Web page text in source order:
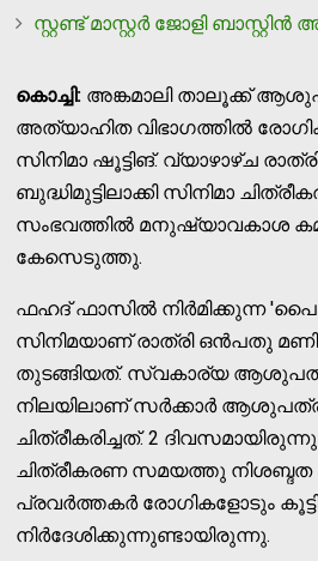
സ്റ്റണ്ട് മാസ്റ്റര്‍ ജോളി ബാസ്റ്റിന്‍
കൊച്ചി: അങ്കമാലി താലൂക്ക്
അത്യാഹിത വിഭാഗത്തില്‍
സിനിമാ ഷൂട്ടിങ്. വ്യാഴാഴ്ച
ബുദ്ധിമുട്ടിലാക്കി സിനിമാ
സംഭവത്തില്‍ മനുഷ്യാവകാശ
കേസെടുത്തു.
ഫഹദ് ഫാസില്‍ നിര്‍മിക്കുന്ന
സിനിമയാണ് രാത്രി ഒന്‍പതു
തുടങ്ങിയത്. സ്വകാര്യ
നിലയിലാണ് സര്‍ക്കാര്‍
ചിത്രീകരിച്ചത്. 2
ചിത്രീകരണ സമയത്തു നിശബ്ദത
പ്രവര്‍ത്തകര്‍ രോഗികളോടും
നിര്‍ദേശിക്കുന്നുണ്ടായിരുന്നു.